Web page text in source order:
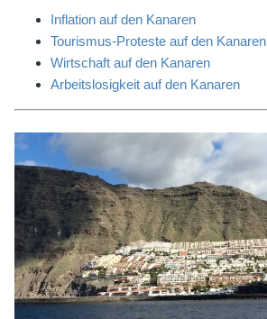
Inflation auf den Kanaren
Tourismus-Proteste auf den Kanaren
Wirtschaft auf den Kanaren
Arbeitslosigkeit auf den Kanaren